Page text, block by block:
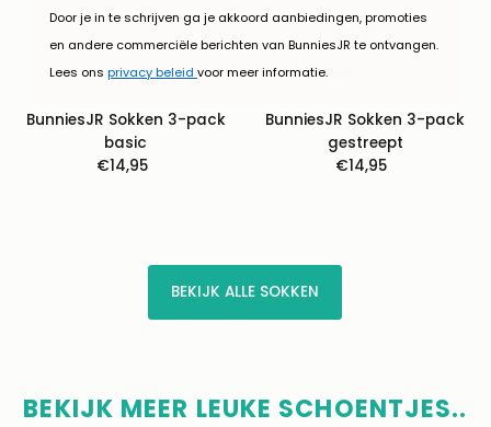
BunniesJR Sokken 3-pack
basic
Normale
€14,95
BunniesJR Sokken 3-pack
gestreept
Normale
€14,95
BEKIJK ALLE SOKKEN
BEKIJK MEER LEUKE SCHOENTJES..
Door je in te schrijven ga je akkoord aanbiedingen, promoties
en andere commerciële berichten van BunniesJR te ontvangen.
Lees ons privacy beleid voor meer informatie.